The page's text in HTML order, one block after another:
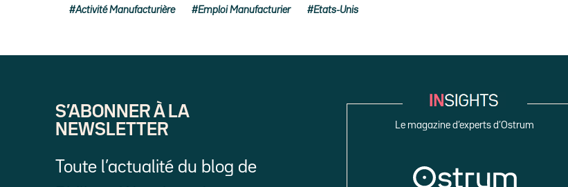
Activité Manufacturière Emploi Manufacturier Etats-Unis
S’ABONNER À LA
NEWSLETTER
Toute l’actualité du blog de
Le magazine d’experts d’Ostrum